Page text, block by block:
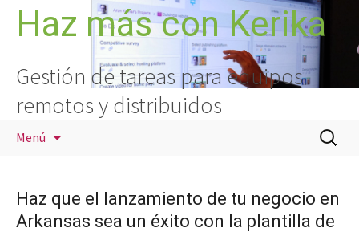
SaltarHaz más con Kerika
Gestión de tareas para equipos
remotos y distribuidos
Menú
Buscar:
Haz que el lanzamiento de tu negocio en
Arkansas sea un éxito con la plantilla de